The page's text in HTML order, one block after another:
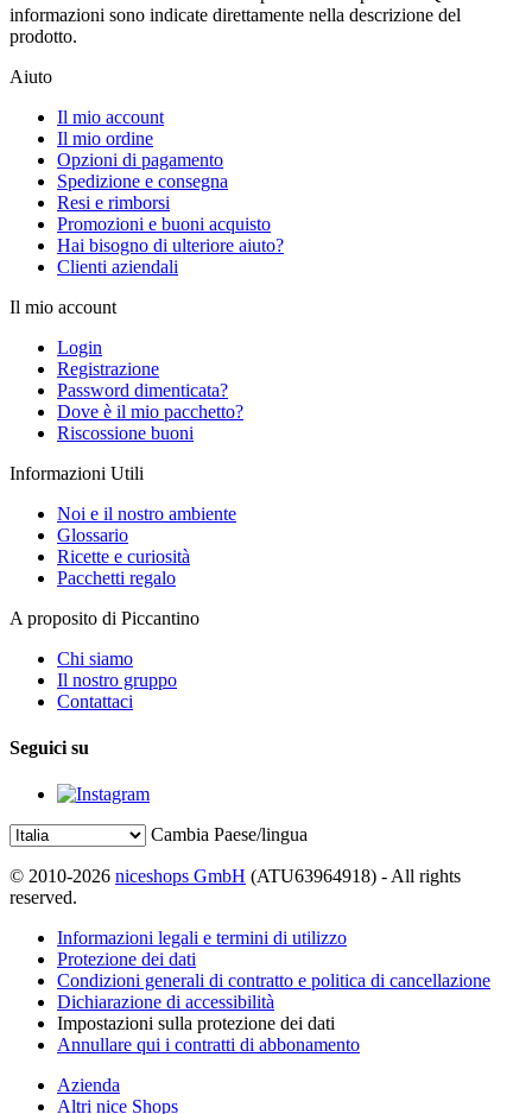
informazioni sono indicate direttamente nella descrizione del
prodotto.
Aiuto
Il mio account
Il mio ordine
Opzioni di pagamento
Spedizione e consegna
Resi e rimborsi
Promozioni e buoni acquisto
Hai bisogno di ulteriore aiuto?
Clienti aziendali
Il mio account
Login
Registrazione
Password dimenticata?
Dove è il mio pacchetto?
Riscossione buoni
Informazioni Utili
Noi e il nostro ambiente
Glossario
Ricette e curiosità
Pacchetti regalo
A proposito di Piccantino
Chi siamo
Il nostro gruppo
Contattaci
Seguici su
Cambia Paese/lingua
© 2010-2026 niceshops GmbH (ATU63964918) - All rights
reserved.
Informazioni legali e termini di utilizzo
Protezione dei dati
Condizioni generali di contratto e politica di cancellazione
Dichiarazione di accessibilità
Impostazioni sulla protezione dei dati
Annullare qui i contratti di abbonamento
Azienda
Altri nice Shops